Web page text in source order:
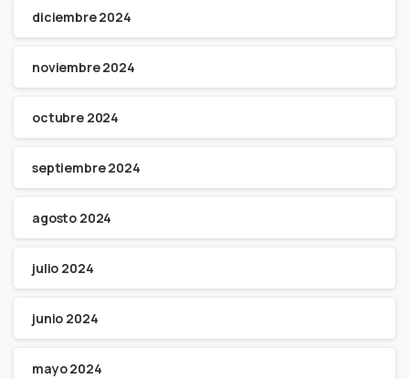
diciembre 2024
noviembre 2024
octubre 2024
septiembre 2024
agosto 2024
julio 2024
junio 2024
mayo 2024